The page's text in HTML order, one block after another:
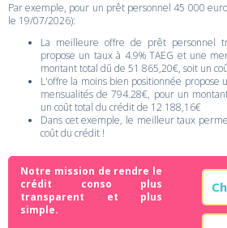
Par exemple, pour un prêt personnel 45 000
le 19/07/2026):
La meilleure offre de prêt personnel
propose un taux à 4.9% TAEG et une
montant total dû de 51 865,20€, soit un
L'offre la moins bien positionnée propose
mensualités de 794.28€, pour un
un coût total du crédit de 12 188,16€
Dans cet exemple, le meilleur taux
coût du crédit !
Notre mission de rendre le
crédit conso plus
transparent et plus
simple.